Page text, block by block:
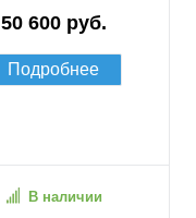
50 600 руб.
Подробнее
В наличии